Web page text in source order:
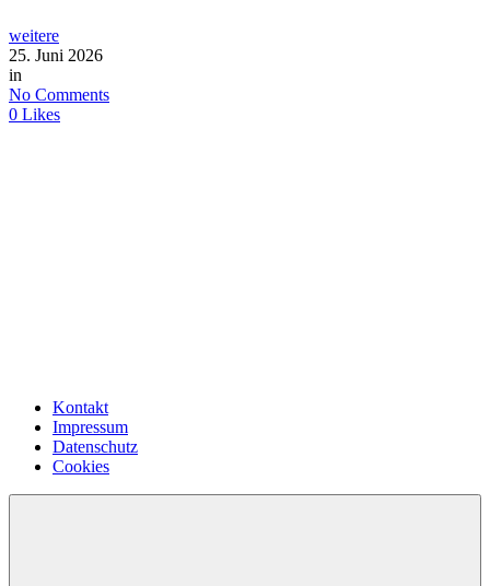
weitere
25. Juni 2026
in
No Comments
0 Likes
Kontakt
Impressum
Datenschutz
Cookies